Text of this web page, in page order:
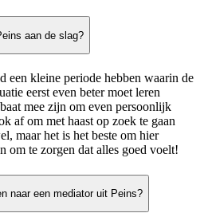
aan de slag?
een kleine periode hebben waarin de
eerst even beter moet leren
mee zijn om even persoonlijk
af om met haast op zoek te gaan
maar het is het beste om hier
om te zorgen dat alles goed voelt!
naar een mediator uit Peins?